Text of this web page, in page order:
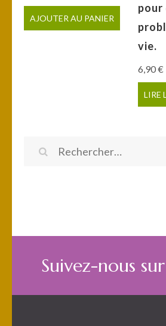
AJOUTER AU PANIER
pour
vie.
6,90€
LIRE
Rechercher :
Suivez-nous sur